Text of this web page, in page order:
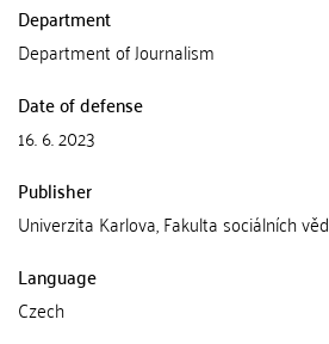
Department
Department of Journalism
Date of defense
16. 6. 2023
Publisher
Univerzita Karlova, Fakulta sociálních věd
Language
Czech